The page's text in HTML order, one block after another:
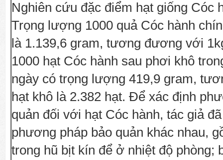
Nghiên cứu đặc điểm hạt giống Cóc
Trọng lượng 1000 quả Cóc hành
là 1.139,6 gram, tương đương với
1000 hạt Cóc hành sau phơi khô
ngày có trọng lượng 419,9 gram,
hạt khô là 2.382 hạt. Để xác định
quản đối với hạt Cóc hành, tác giả
phương pháp bảo quản khác nhau,
trong hũ bịt kín để ở nhiệt độ phòng;